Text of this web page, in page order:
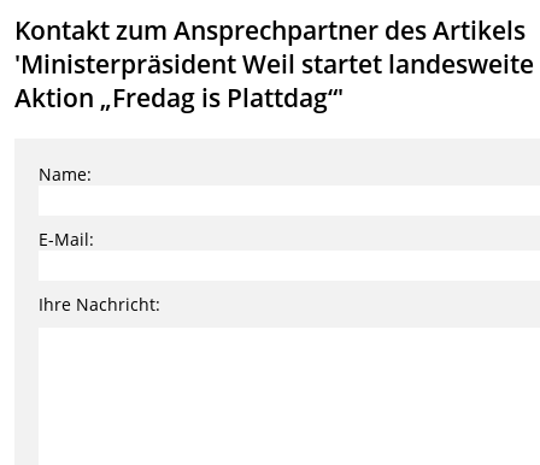
Kontakt zum Ansprechpartner des Artikels
'Ministerpräsident Weil startet landesweite
Aktion „Fredag is Plattdag“'
Name:
E-Mail:
Ihre Nachricht: